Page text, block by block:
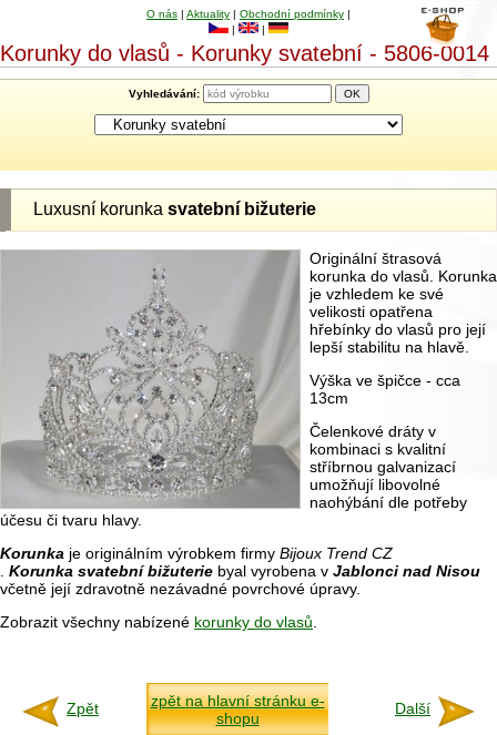
O nás | Aktuality | Obchodní podmínky |
|
|
Korunky do vlasů - Korunky svatební - 5806-0014
Vyhledávání:
Luxusní korunka svatební bižuterie
Originální štrasová
korunka do vlasů. Korunka
je vzhledem ke své
velikosti opatřena
hřebínky do vlasů pro její
lepší stabilitu na hlavě.
Výška ve špičce - cca
13cm
Čelenkové dráty v
kombinaci s kvalitní
stříbrnou galvanizací
umožňují libovolné
naohýbání dle potřeby
účesu či tvaru hlavy.
Korunka je originálním výrobkem firmy Bijoux Trend CZ
Korunka svatební bižuterie byal vyrobena v Jablonci nad Nisou
včetně její zdravotně nezávadné povrchové úpravy.
Zobrazit všechny nabízené korunky do vlasů
Zpět
zpět na hlavní stránku e-
shopu
Další